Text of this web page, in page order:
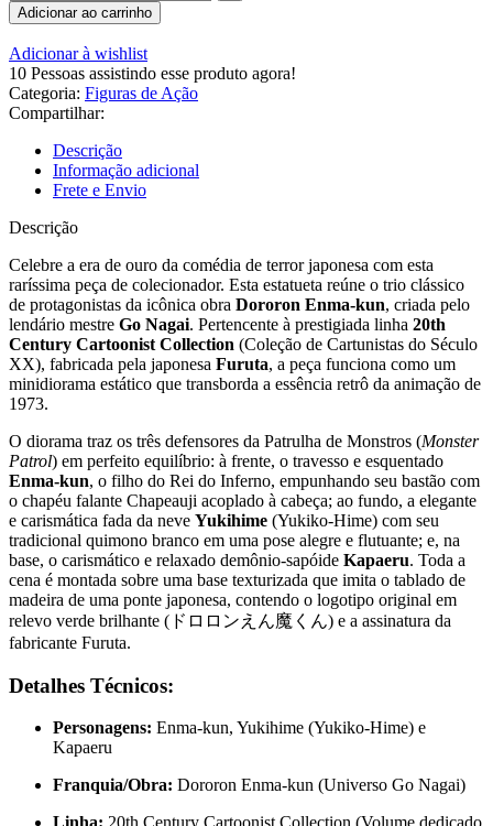
Adicionar ao carrinho
Adicionar à wishlist
10 Pessoas assistindo esse produto agora!
Categoria: Figuras de Ação
Compartilhar:
Descrição
Informação adicional
Frete e Envio
Descrição
Celebre a era de ouro da comédia de terror japonesa com esta
raríssima peça de colecionador. Esta estatueta reúne o trio clássico
de protagonistas da icônica obra Dororon Enma-kun, criada pelo
lendário mestre Go Nagai. Pertencente à prestigiada linha 20th
Century Cartoonist Collection (Coleção de Cartunistas do Século
XX), fabricada pela japonesa Furuta, a peça funciona como um
minidiorama estático que transborda a essência retrô da animação de
1973.
O diorama traz os três defensores da Patrulha de Monstros (Monster
Patrol) em perfeito equilíbrio: à frente, o travesso e esquentado
Enma-kun, o filho do Rei do Inferno, empunhando seu bastão com
o chapéu falante Chapeauji acoplado à cabeça; ao fundo, a elegante
e carismática fada da neve Yukihime (Yukiko-Hime) com seu
tradicional quimono branco em uma pose alegre e flutuante; e, na
base, o carismático e relaxado demônio-sapóide Kapaeru. Toda a
cena é montada sobre uma base texturizada que imita o tablado de
madeira de uma ponte japonesa, contendo o logotipo original em
relevo verde brilhante (ドロロンえん魔くん) e a assinatura da
fabricante Furuta.
Detalhes Técnicos:
Personagens: Enma-kun, Yukihime (Yukiko-Hime) e
Kapaeru
Franquia/Obra: Dororon Enma-kun (Universo Go Nagai)